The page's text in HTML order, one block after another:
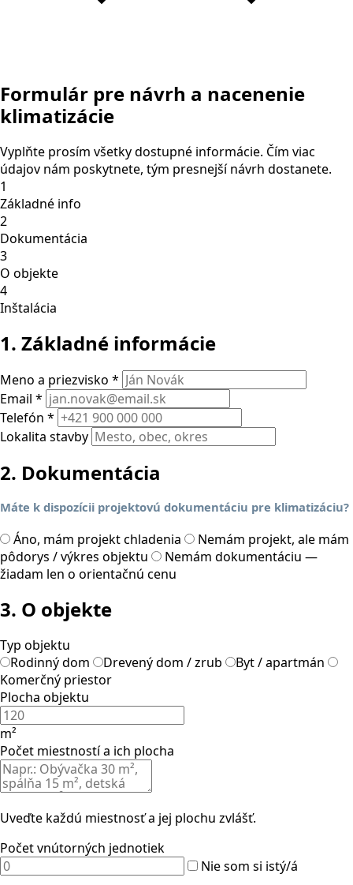
Formulár pre návrh a nacenenie
klimatizácie
Vyplňte prosím všetky dostupné informácie. Čím viac
údajov nám poskytnete, tým presnejší návrh dostanete.
1
Základné info
2
Dokumentácia
3
O objekte
4
Inštalácia
1. Základné informácie
Meno a priezvisko *
Email *
Telefón *
Lokalita stavby
2. Dokumentácia
Máte k dispozícii projektovú dokumentáciu pre klimatizáciu?
Áno, mám projekt chladenia
Nemám projekt, ale mám
pôdorys / výkres objektu
Nemám dokumentáciu —
žiadam len o orientačnú cenu
3. O objekte
Typ objektu
Rodinný dom
Drevený dom / zrub
Byt / apartmán
Komerčný priestor
Plocha objektu
m²
Počet miestností a ich plocha
Uveďte každú miestnosť a jej plochu zvlášť.
Počet vnútorných jednotiek
Nie som si istý/á